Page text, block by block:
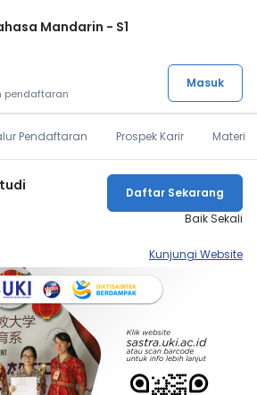
Mandarin - S1
pendaftaran
Masuk
Pendaftaran Prospek Karir Materi
Baik Sekali
Kunjungi Website
Daftar Sekarang